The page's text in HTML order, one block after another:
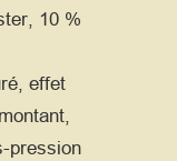
10 %
effet
pression